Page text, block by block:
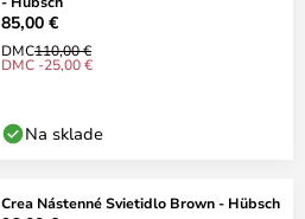
85,00 €
DMC110,00 €
DMC -25,00 €
Na sklade
Crea Nástenné Svietidlo Brown - Hübsch